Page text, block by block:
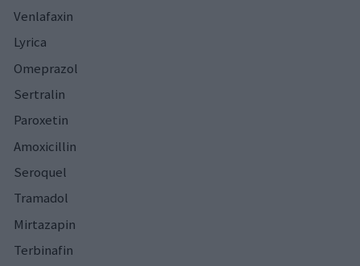
Venlafaxin
Lyrica
Omeprazol
Sertralin
Paroxetin
Amoxicillin
Seroquel
Tramadol
Mirtazapin
Terbinafin